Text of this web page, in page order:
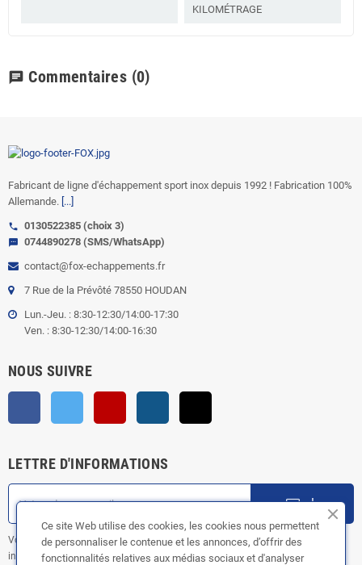
KILOMÉTRAGE
chat Commentaires (0)
Fabricant de ligne d'échappement sport inox depuis 1992 ! Fabrication 100%
Allemande. [...]
call 0130522385 (choix 3)
sms
0744890278 (SMS/WhatsApp)
contact@fox-echappements.fr
7 Rue de la Prévôté 78550 HOUDAN
Lun.-Jeu. : 8:30-12:30/14:00-17:30
Ven. : 8:30-12:30/14:00-16:30
NOUS SUIVRE
LETTRE D'INFORMATIONS
ok
Vous pouvez vous désinscrire à tout moment. Vous trouverez pour cela nos
informations de contact dans les conditions d'utilisation du site.
Ce site Web utilise des cookies, les cookies nous permettent
de personnaliser le contenue et les annonces, d’offrir des
fonctionnalités relatives aux médias sociaux et d'analyser